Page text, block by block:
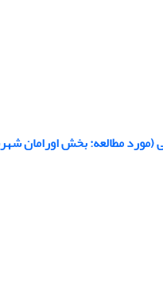
(مورد مطالعه: بخش اورامان